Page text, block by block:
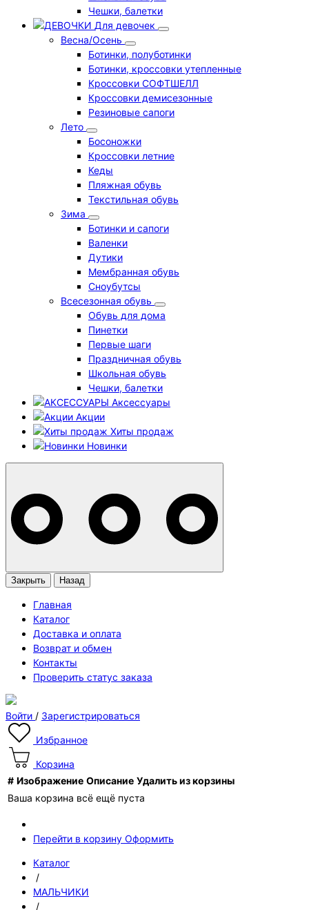
Чешки, балетки
Для девочек
Весна/Осень
Ботинки, полуботинки
Ботинки, кроссовки утепленные
Кроссовки СОФТШЕЛЛ
Кроссовки демисезонные
Резиновые сапоги
Лето
Босоножки
Кроссовки летние
Кеды
Пляжная обувь
Текстильная обувь
Зима
Ботинки и сапоги
Валенки
Дутики
Мембранная обувь
Сноубутсы
Всесезонная обувь
Обувь для дома
Пинетки
Первые шаги
Праздничная обувь
Школьная обувь
Чешки, балетки
Аксессуары
Акции
Хиты продаж
Новинки
Закрыть Назад
Главная
Каталог
Доставка и оплата
Возврат и обмен
Контакты
Проверить статус заказа
Войти / Зарегистрироваться
Избранное
Корзина
# Изображение Описание Удалить из корзины
Ваша корзина всё ещё пуста
Перейти в корзину Оформить
Каталог
/
МАЛЬЧИКИ
/